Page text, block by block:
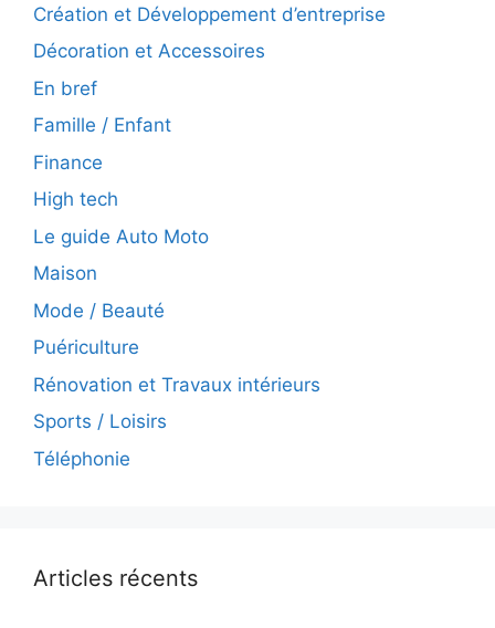
Création et Développement d’entreprise
Décoration et Accessoires
En bref
Famille / Enfant
Finance
High tech
Le guide Auto Moto
Maison
Mode / Beauté
Puériculture
Rénovation et Travaux intérieurs
Sports / Loisirs
Téléphonie
Articles récents